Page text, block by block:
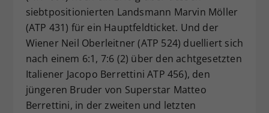
siebtpositionierten Landsmann Marvin Möller
(ATP 431) für ein Hauptfeldticket. Und der
Wiener Neil Oberleitner (ATP 524) duelliert sich
nach einem 6:1, 7:6 (2) über den achtgesetzten
Italiener Jacopo Berrettini ATP 456), den
jüngeren Bruder von Superstar Matteo
Berrettini, in der zweiten und letzten